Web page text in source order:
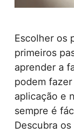
Escolher os
primeiros
aprender a
podem
aplicação e
sempre é
Descubra